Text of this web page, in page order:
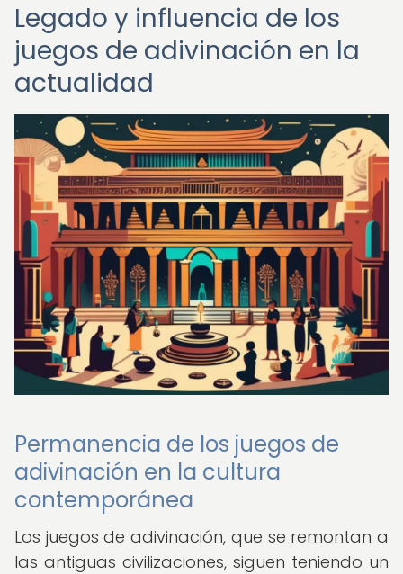
Legado y influencia de los
juegos de adivinación en la
actualidad
Permanencia de los juegos de
adivinación en la cultura
contemporánea
Los juegos de adivinación, que se remontan a
las antiguas civilizaciones, siguen teniendo un